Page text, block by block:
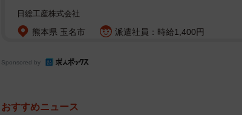
日総工産株式会社
熊本県 玉名市 派遣社員：時給1,400円
Sponsored by
おすすめニュース